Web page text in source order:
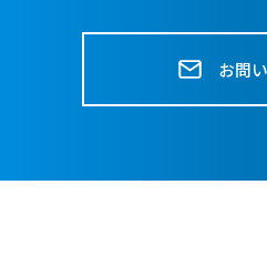
お問